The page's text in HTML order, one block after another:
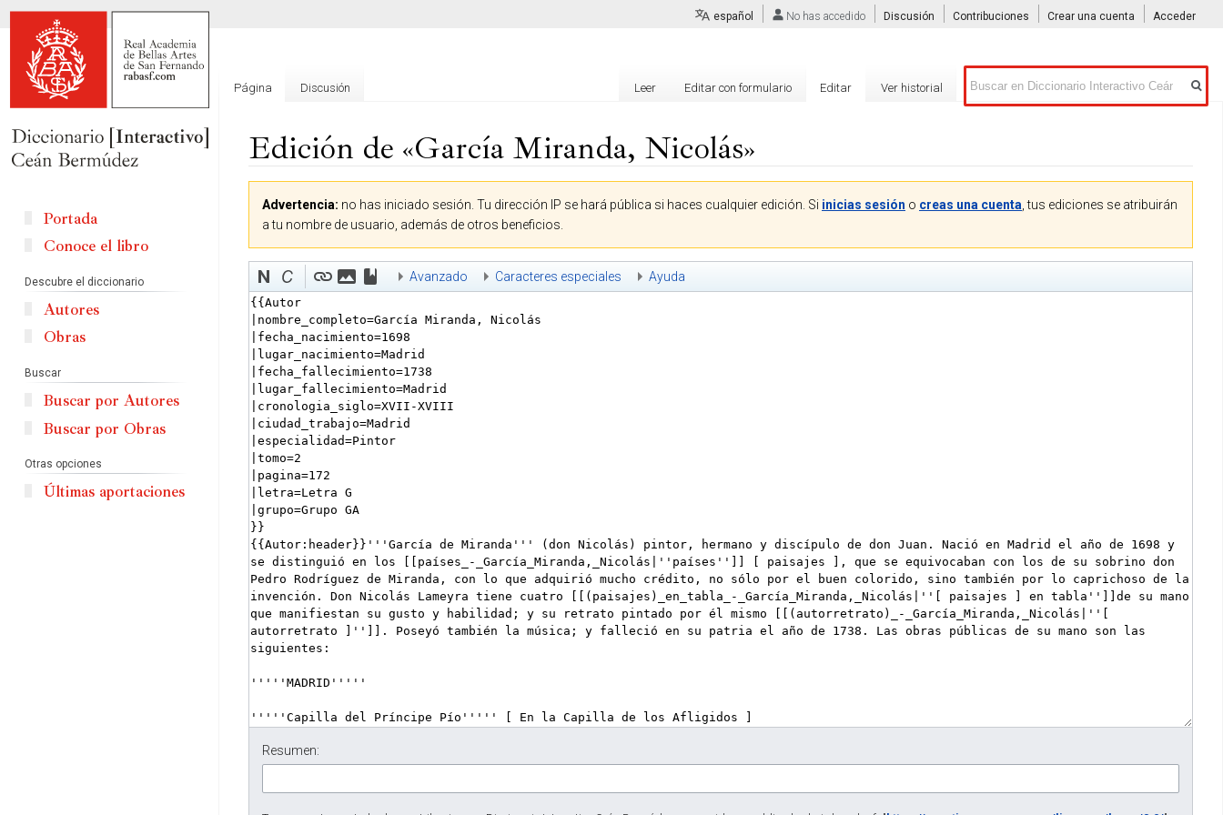
Edición de «García Miranda, Nicolás»
navegación
búsqueda
Advertencia: no has iniciado sesión. Tu dirección IP se hará pública si haces cualquier edición. Si inicias sesión o creas una cuenta, tus ediciones se atribuirán
a tu nombre de usuario, además de otros beneficios.
Avanzado Caracteres especiales Ayuda
Resumen:
español No has accedido Discusión Contribuciones Crear una cuenta Acceder
Página Discusión Leer Editar con formulario Editar Ver historial
Buscar
Portada
Conoce el libro
Descubre el diccionario
Autores
Obras
Buscar
Buscar por Autores
Buscar por Obras
Otras opciones
Últimas aportaciones